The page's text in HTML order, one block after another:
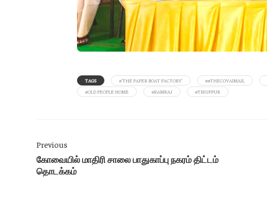
TAGS #‘THE PAPER BOAT FACTORY’ ##THECOVAIMAIL
#OLD PEOPLE HOME
#RAMRAJ #TIRUPPUR
Previous
கோவையில் மாதிரி சாலை பாதுகாப்பு நகரம் திட்டம்
தொடக்கம்